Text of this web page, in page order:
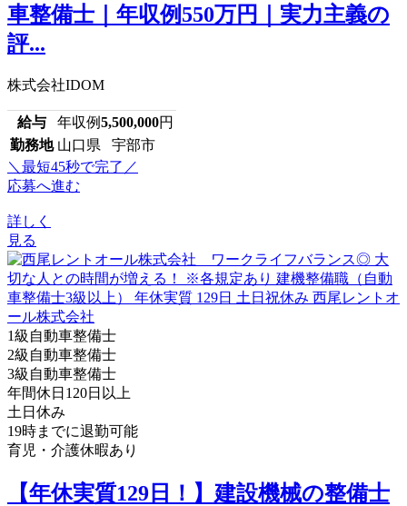
車整備士｜年収例550万円｜実力主義の
評...
株式会社IDOM
給与 年収例5,500,000円
勤務地 山口県 宇部市
＼最短45秒で完了／
応募へ進む
詳しく
見る
1級自動車整備士
2級自動車整備士
3級自動車整備士
年間休日120日以上
土日休み
19時までに退勤可能
育児・介護休暇あり
【年休実質129日！】建設機械の整備士